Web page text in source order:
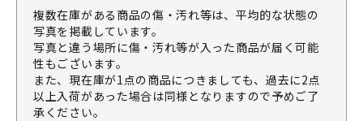
複数在庫がある商品の傷・汚れ等は、平均的な状態の
写真を掲載しています。
写真と違う場所に傷・汚れ等が入った商品が届く可能
性もございます。
また、現在庫が1点の商品につきましても、過去に2点
以上入荷があった場合は同様となりますので予めご了
承ください。